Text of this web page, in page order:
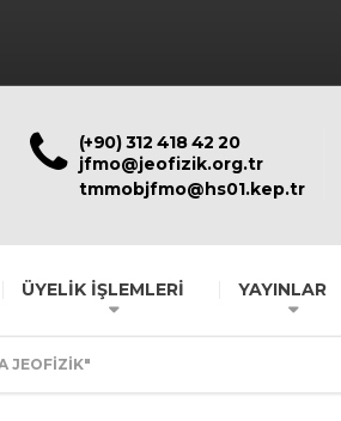
(+90) 312 418 42 20
jfmo@jeofizik.org.tr
tmmobjfmo@hs01.kep.tr
ÜYELİK İŞLEMLERİ YAYINLAR
JEOFİZİK"